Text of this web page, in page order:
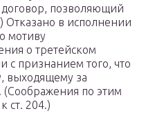
договор, позволяющий
Отказано в исполнении
мотиву
о третейском
с признанием того, что
выходящему за
(Соображения по этим
ст. 204.)